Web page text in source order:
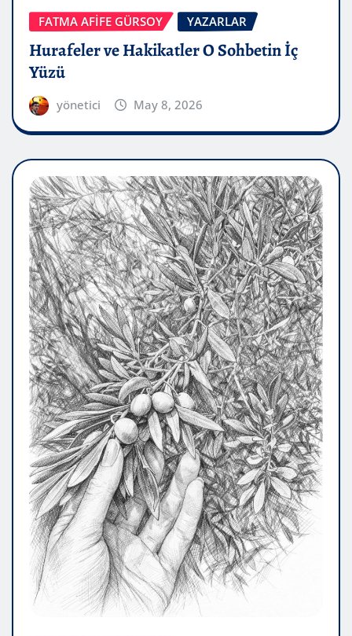
FATMA AFİFE GÜRSOY YAZARLAR
Hurafeler ve Hakikatler O Sohbetin İç
Yüzü
yönetici May 8, 2026